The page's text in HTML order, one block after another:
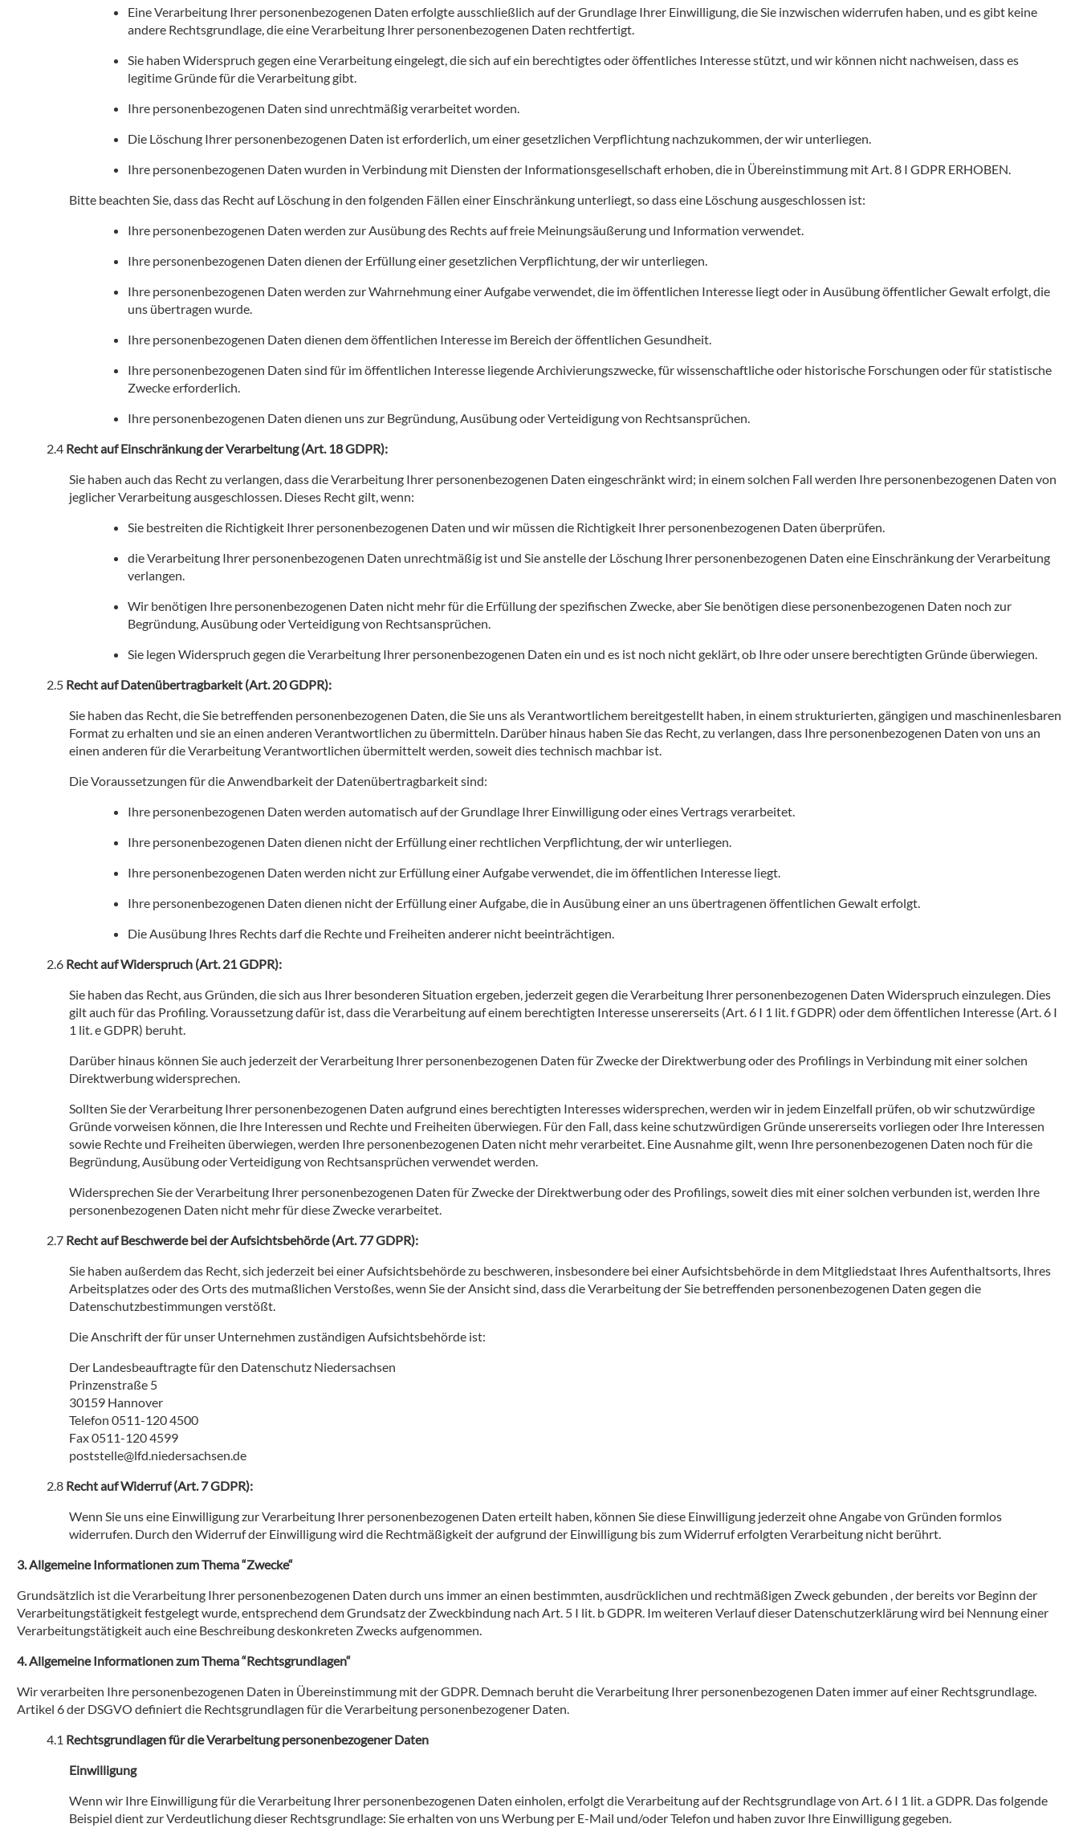
Eine Verarbeitung Ihrer personenbezogenen Daten erfolgte ausschließlich auf der Grundlage Ihrer Einwilligung, die Sie inzwischen widerrufen haben, und es gibt keine
andere Rechtsgrundlage, die eine Verarbeitung Ihrer personenbezogenen Daten rechtfertigt.
Sie haben Widerspruch gegen eine Verarbeitung eingelegt, die sich auf ein berechtigtes oder öffentliches Interesse stützt, und wir können nicht nachweisen, dass es
legitime Gründe für die Verarbeitung gibt.
Ihre personenbezogenen Daten sind unrechtmäßig verarbeitet worden.
Die Löschung Ihrer personenbezogenen Daten ist erforderlich, um einer gesetzlichen Verpflichtung nachzukommen, der wir unterliegen.
Ihre personenbezogenen Daten wurden in Verbindung mit Diensten der Informationsgesellschaft erhoben, die in Übereinstimmung mit Art. 8 I GDPR ERHOBEN.
Bitte beachten Sie, dass das Recht auf Löschung in den folgenden Fällen einer Einschränkung unterliegt, so dass eine Löschung ausgeschlossen ist:
Ihre personenbezogenen Daten werden zur Ausübung des Rechts auf freie Meinungsäußerung und Information verwendet.
Ihre personenbezogenen Daten dienen der Erfüllung einer gesetzlichen Verpflichtung, der wir unterliegen.
Ihre personenbezogenen Daten werden zur Wahrnehmung einer Aufgabe verwendet, die im öffentlichen Interesse liegt oder in Ausübung öffentlicher Gewalt erfolgt, die
uns übertragen wurde.
Ihre personenbezogenen Daten dienen dem öffentlichen Interesse im Bereich der öffentlichen Gesundheit.
Ihre personenbezogenen Daten sind für im öffentlichen Interesse liegende Archivierungszwecke, für wissenschaftliche oder historische Forschungen oder für statistische
Zwecke erforderlich.
Ihre personenbezogenen Daten dienen uns zur Begründung, Ausübung oder Verteidigung von Rechtsansprüchen.
Recht auf Einschränkung der Verarbeitung (Art. 18 GDPR):
Sie haben auch das Recht zu verlangen, dass die Verarbeitung Ihrer personenbezogenen Daten eingeschränkt wird; in einem solchen Fall werden Ihre personenbezogenen Daten von
jeglicher Verarbeitung ausgeschlossen. Dieses Recht gilt, wenn:
Sie bestreiten die Richtigkeit Ihrer personenbezogenen Daten und wir müssen die Richtigkeit Ihrer personenbezogenen Daten überprüfen.
die Verarbeitung Ihrer personenbezogenen Daten unrechtmäßig ist und Sie anstelle der Löschung Ihrer personenbezogenen Daten eine Einschränkung der Verarbeitung
verlangen.
Wir benötigen Ihre personenbezogenen Daten nicht mehr für die Erfüllung der spezifischen Zwecke, aber Sie benötigen diese personenbezogenen Daten noch zur
Begründung, Ausübung oder Verteidigung von Rechtsansprüchen.
Sie legen Widerspruch gegen die Verarbeitung Ihrer personenbezogenen Daten ein und es ist noch nicht geklärt, ob Ihre oder unsere berechtigten Gründe überwiegen.
Recht auf Datenübertragbarkeit (Art. 20 GDPR):
Sie haben das Recht, die Sie betreffenden personenbezogenen Daten, die Sie uns als Verantwortlichem bereitgestellt haben, in einem strukturierten, gängigen und maschinenlesbaren
Format zu erhalten und sie an einen anderen Verantwortlichen zu übermitteln. Darüber hinaus haben Sie das Recht, zu verlangen, dass Ihre personenbezogenen Daten von uns an
einen anderen für die Verarbeitung Verantwortlichen übermittelt werden, soweit dies technisch machbar ist.
Die Voraussetzungen für die Anwendbarkeit der Datenübertragbarkeit sind:
Ihre personenbezogenen Daten werden automatisch auf der Grundlage Ihrer Einwilligung oder eines Vertrags verarbeitet.
Ihre personenbezogenen Daten dienen nicht der Erfüllung einer rechtlichen Verpflichtung, der wir unterliegen.
Ihre personenbezogenen Daten werden nicht zur Erfüllung einer Aufgabe verwendet, die im öffentlichen Interesse liegt.
Ihre personenbezogenen Daten dienen nicht der Erfüllung einer Aufgabe, die in Ausübung einer an uns übertragenen öffentlichen Gewalt erfolgt.
Die Ausübung Ihres Rechts darf die Rechte und Freiheiten anderer nicht beeinträchtigen.
Recht auf Widerspruch (Art. 21 GDPR):
Sie haben das Recht, aus Gründen, die sich aus Ihrer besonderen Situation ergeben, jederzeit gegen die Verarbeitung Ihrer personenbezogenen Daten Widerspruch einzulegen. Dies
gilt auch für das Profiling. Voraussetzung dafür ist, dass die Verarbeitung auf einem berechtigten Interesse unsererseits (Art. 6 I 1 lit. f GDPR) oder dem öffentlichen Interesse (Art. 6 I
1 lit. e GDPR) beruht.
Darüber hinaus können Sie auch jederzeit der Verarbeitung Ihrer personenbezogenen Daten für Zwecke der Direktwerbung oder des Profilings in Verbindung mit einer solchen
Direktwerbung widersprechen.
Sollten Sie der Verarbeitung Ihrer personenbezogenen Daten aufgrund eines berechtigten Interesses widersprechen, werden wir in jedem Einzelfall prüfen, ob wir schutzwürdige
Gründe vorweisen können, die Ihre Interessen und Rechte und Freiheiten überwiegen. Für den Fall, dass keine schutzwürdigen Gründe unsererseits vorliegen oder Ihre Interessen
sowie Rechte und Freiheiten überwiegen, werden Ihre personenbezogenen Daten nicht mehr verarbeitet. Eine Ausnahme gilt, wenn Ihre personenbezogenen Daten noch für die
Begründung, Ausübung oder Verteidigung von Rechtsansprüchen verwendet werden.
Widersprechen Sie der Verarbeitung Ihrer personenbezogenen Daten für Zwecke der Direktwerbung oder des Profilings, soweit dies mit einer solchen verbunden ist, werden Ihre
personenbezogenen Daten nicht mehr für diese Zwecke verarbeitet.
Recht auf Beschwerde bei der Aufsichtsbehörde (Art. 77 GDPR):
Sie haben außerdem das Recht, sich jederzeit bei einer Aufsichtsbehörde zu beschweren, insbesondere bei einer Aufsichtsbehörde in dem Mitgliedstaat Ihres Aufenthaltsorts, Ihres
Arbeitsplatzes oder des Orts des mutmaßlichen Verstoßes, wenn Sie der Ansicht sind, dass die Verarbeitung der Sie betreffenden personenbezogenen Daten gegen die
Datenschutzbestimmungen verstößt.
Die Anschrift der für unser Unternehmen zuständigen Aufsichtsbehörde ist:
Der Landesbeauftragte für den Datenschutz Niedersachsen
Prinzenstraße 5
30159 Hannover
Telefon 0511-120 4500
Fax 0511-120 4599
poststelle@lfd.niedersachsen.de
Recht auf Widerruf (Art. 7 GDPR):
Wenn Sie uns eine Einwilligung zur Verarbeitung Ihrer personenbezogenen Daten erteilt haben, können Sie diese Einwilligung jederzeit ohne Angabe von Gründen formlos
widerrufen. Durch den Widerruf der Einwilligung wird die Rechtmäßigkeit der aufgrund der Einwilligung bis zum Widerruf erfolgten Verarbeitung nicht berührt.
Allgemeine Informationen zum Thema “Zwecke“
Grundsätzlich ist die Verarbeitung Ihrer personenbezogenen Daten durch uns immer an einen bestimmten, ausdrücklichen und rechtmäßigen Zweck gebunden , der bereits vor Beginn der
Verarbeitungstätigkeit festgelegt wurde, entsprechend dem Grundsatz der Zweckbindung nach Art. 5 I lit. b GDPR. Im weiteren Verlauf dieser Datenschutzerklärung wird bei Nennung einer
Verarbeitungstätigkeit auch eine Beschreibung deskonkreten Zwecks aufgenommen.
Allgemeine Informationen zum Thema “Rechtsgrundlagen“
Wir verarbeiten Ihre personenbezogenen Daten in Übereinstimmung mit der GDPR. Demnach beruht die Verarbeitung Ihrer personenbezogenen Daten immer auf einer Rechtsgrundlage.
Artikel 6 der DSGVO definiert die Rechtsgrundlagen für die Verarbeitung personenbezogener Daten.
Rechtsgrundlagen für die Verarbeitung personenbezogener Daten
Einwilligung
Wenn wir Ihre Einwilligung für die Verarbeitung Ihrer personenbezogenen Daten einholen, erfolgt die Verarbeitung auf der Rechtsgrundlage von Art. 6 I 1 lit. a GDPR. Das folgende
Beispiel dient zur Verdeutlichung dieser Rechtsgrundlage: Sie erhalten von uns Werbung per E-Mail und/oder Telefon und haben zuvor Ihre Einwilligung gegeben.